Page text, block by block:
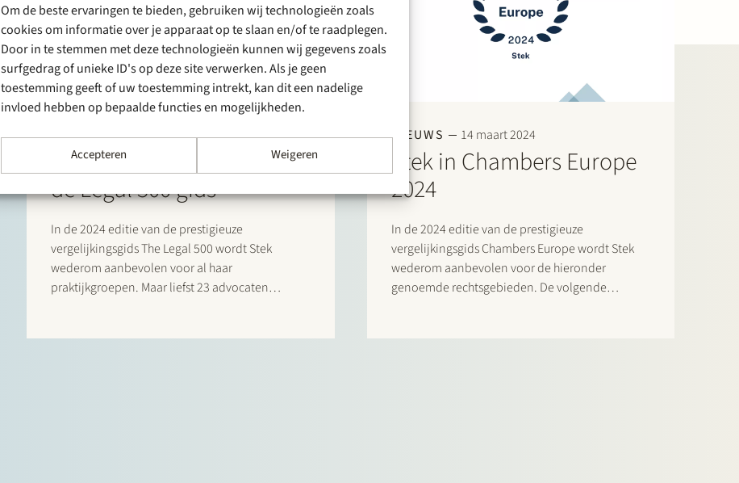
Om de beste ervaringen te bieden, gebruiken wij technologieën zoals
cookies om informatie over je apparaat op te slaan en/of te raadplegen.
Door in te stemmen met deze technologieën kunnen wij gegevens zoals
surfgedrag of unieke ID's op deze site verwerken. Als je geen
toestemming geeft of uw toestemming intrekt, kan dit een nadelige
invloed hebben op bepaalde functies en mogelijkheden.
Accepteren Weigeren
NIEUWS 27 maart 2024
Stek in de 2024 editie van
de Legal 500 gids
In de 2024 editie van de prestigieuze
vergelijkingsgids The Legal 500 wordt Stek
wederom aanbevolen voor al haar
praktijkgroepen. Maar liefst 23 advocaten
NIEUWS 14 maart 2024
Stek in Chambers Europe
2024
In de 2024 editie van de prestigieuze
vergelijkingsgids Chambers Europe wordt Stek
wederom aanbevolen voor de hieronder
genoemde rechtsgebieden. De volgende